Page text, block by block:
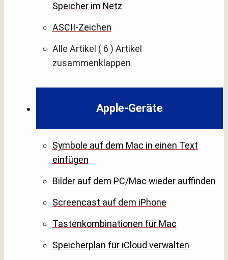
Speicher im Netz
ASCII-Zeichen
Alle Artikel ( 6 ) Artikel
zusammenklappen
Apple-Geräte
Symbole auf dem Mac in einen Text
einfügen
Bilder auf dem PC/Mac wieder auffinden
Screencast auf dem iPhone
Tastenkombinationen für Mac
Speicherplan für iCloud verwalten